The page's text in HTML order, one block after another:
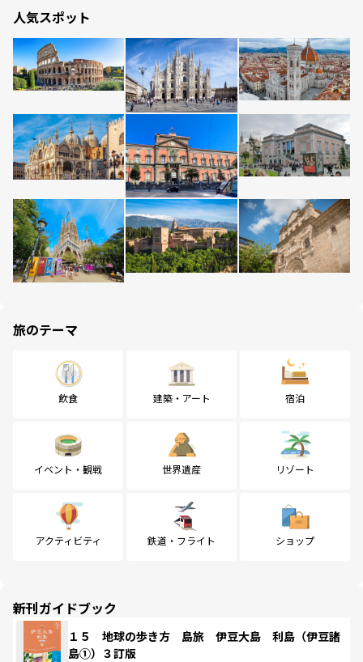
人気スポット
旅のテーマ
飲食 建築・アート 宿泊
イベント・観戦 世界遺産 リゾート
アクティビティ 鉄道・フライト ショップ
新刊ガイドブック
１５ 地球の歩き方 島旅 伊豆大島 利島（伊豆諸
島①）３訂版